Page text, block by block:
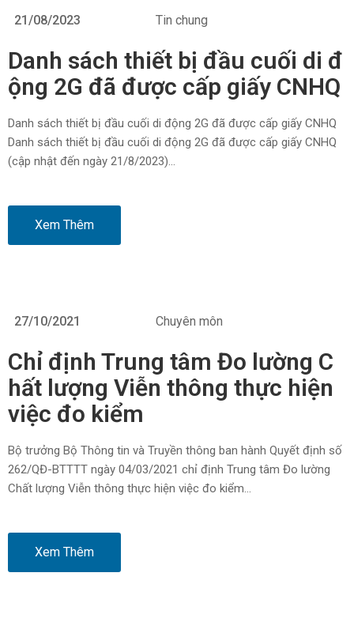
21/08/2023 Tin chung
Danh sách thiết bị đầu cuối di đ
ộng 2G đã được cấp giấy CNHQ
Danh sách thiết bị đầu cuối di động 2G đã được cấp giấy CNHQ
Danh sách thiết bị đầu cuối di động 2G đã được cấp giấy CNHQ
(cập nhật đến ngày 21/8/2023)…
Xem Thêm
27/10/2021 Chuyên môn
Chỉ định Trung tâm Đo lường C
hất lượng Viễn thông thực hiện
việc đo kiểm
Bộ trưởng Bộ Thông tin và Truyền thông ban hành Quyết định số
262/QĐ-BTTTT ngày 04/03/2021 chỉ định Trung tâm Đo lường
Chất lượng Viễn thông thực hiện việc đo kiểm…
Xem Thêm